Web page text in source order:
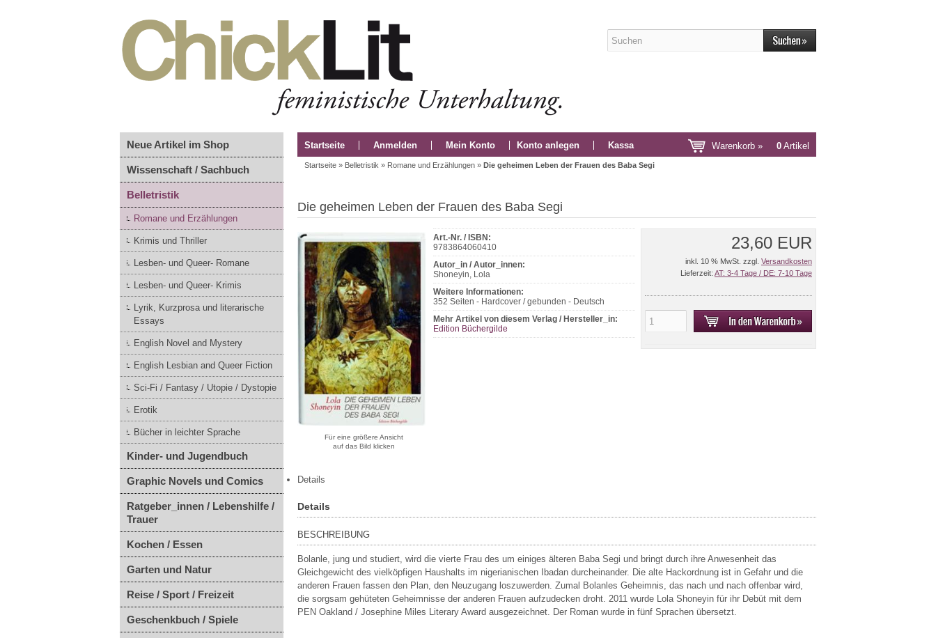
Neue Artikel im Shop
Wissenschaft / Sachbuch
Belletristik
Romane und Erzählungen
Krimis und Thriller
Lesben- und Queer- Romane
Lesben- und Queer- Krimis
Lyrik, Kurzprosa und literarische
Essays
English Novel and Mystery
English Lesbian and Queer Fiction
Sci-Fi / Fantasy / Utopie / Dystopie
Erotik
Bücher in leichter Sprache
Kinder- und Jugendbuch
Graphic Novels und Comics
Ratgeber_innen / Lebenshilfe /
Trauer
Kochen / Essen
Garten und Natur
Reise / Sport / Freizeit
Geschenkbuch / Spiele
Startseite Anmelden Mein Konto Konto anlegen Kassa Warenkorb » 0 Artikel
Startseite » Belletristik » Romane und Erzählungen » Die geheimen Leben der Frauen des Baba Segi
Die geheimen Leben der Frauen des Baba Segi
Für eine größere Ansicht
auf das Bild klicken
Art.-Nr. / ISBN:
9783864060410
Autor_in / Autor_innen:
Shoneyin, Lola
Weitere Informationen:
352 Seiten - Hardcover / gebunden - Deutsch
Mehr Artikel von diesem Verlag / Hersteller_in:
Edition Büchergilde
23,60 EUR
inkl. 10 % MwSt. zzgl. Versandkosten
Lieferzeit: AT: 3-4 Tage / DE: 7-10 Tage
Details
Details
BESCHREIBUNG
Bolanle, jung und studiert, wird die vierte Frau des um einiges älteren Baba Segi und bringt durch ihre Anwesenheit das
Gleichgewicht des vielköpfigen Haushalts im nigerianischen Ibadan durcheinander. Die alte Hackordnung ist in Gefahr und die
anderen Frauen fassen den Plan, den Neuzugang loszuwerden. Zumal Bolanles Geheimnis, das nach und nach offenbar wird,
die sorgsam gehüteten Geheimnisse der anderen Frauen aufzudecken droht. 2011 wurde Lola Shoneyin für ihr Debüt mit dem
PEN Oakland / Josephine Miles Literary Award ausgezeichnet. Der Roman wurde in fünf Sprachen übersetzt.